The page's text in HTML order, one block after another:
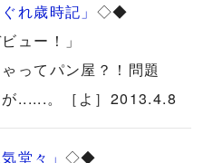
れ歳時記」 ◇◆
ビュー！」
ってパン屋？！問題
......。［よ］2013.4.8
堂々」◇◆